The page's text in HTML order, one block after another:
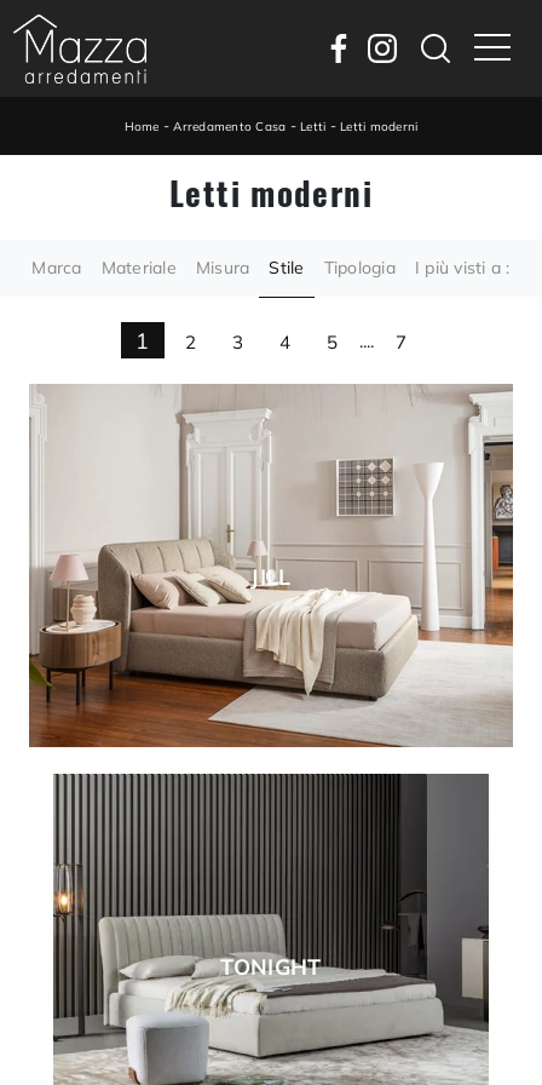
Home -Arredamento Casa -Letti -Letti moderni
Letti moderni
Marca Materiale Misura Stile Tipologia I più visti a :
1 2 3 4 5 .... 7
JILL
TONIGHT